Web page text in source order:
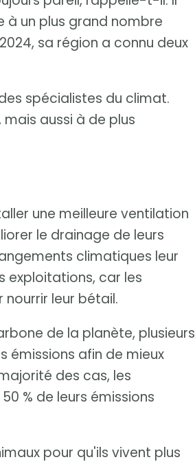
à un plus grand nombre
sa région a connu deux
spécialistes du climat.
aussi à de plus
une meilleure ventilation
le drainage de leurs
climatiques leur
exploitations, car les
leur bétail.
de la planète, plusieurs
émissions afin de mieux
des cas, les
% de leurs émissions
pour qu'ils vivent plus